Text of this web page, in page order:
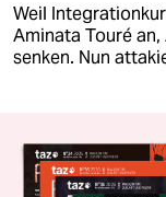
Weil
Aminata Touré
senken. Nun